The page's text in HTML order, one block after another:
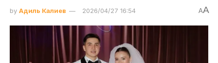
by Адиль Калиев 2026/04/27 16:54 AA